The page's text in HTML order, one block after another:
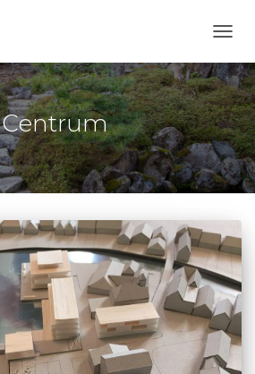
Centrum